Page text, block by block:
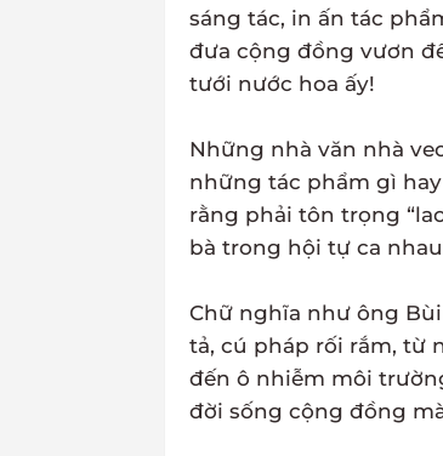
sáng tác, in ấn tác
đưa cộng đồng vươn
tưới nước hoa ấy!
Những nhà văn nhà
những tác phẩm gì
rằng phải tôn trọng
bà trong hội tự ca
Chữ nghĩa như ông
tả, cú pháp rối rắm, từ
đến ô nhiễm môi
đời sống cộng đồng